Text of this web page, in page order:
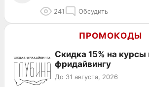
241 Обсудить
ПРОМОКОДЫ
Скидка 15% на курсы
фридайвингу
До 31 августа, 2026